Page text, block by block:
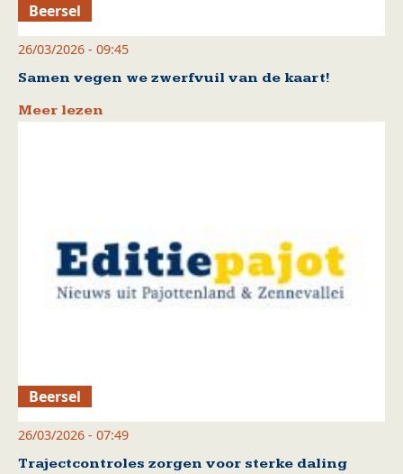
Beersel
26/03/2026 - 09:45
Samen vegen we zwerfvuil van de kaart!
Meer lezen
Beersel
26/03/2026 - 07:49
Trajectcontroles zorgen voor sterke daling